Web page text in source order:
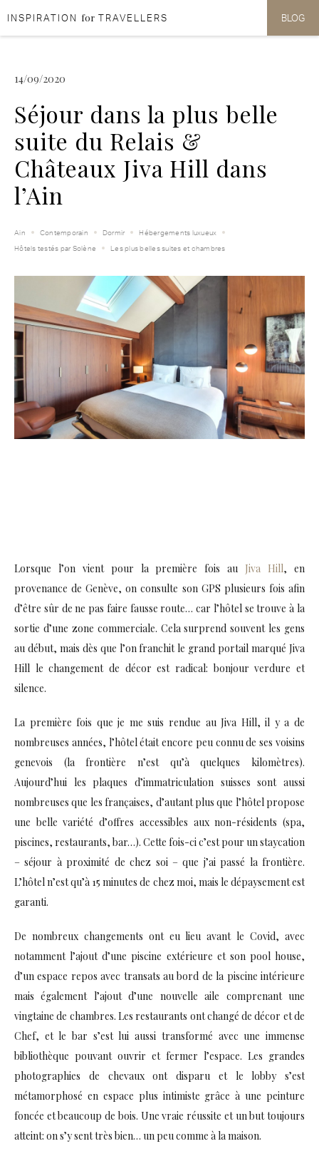
Aller au contenu
Aller au menu
INSPIRATION for TRAVELLERS BLOG
14/09/2020
Séjour dans la plus belle
suite du Relais &
Châteaux Jiva Hill dans
l’Ain
Ain Contemporain Dormir
Hébergements luxueux
Hôtels testés par Solène
Les plus belles suites et chambres
Lorsque l’on vient pour la première fois au Jiva Hill, en
provenance de Genève, on consulte son GPS plusieurs fois afin
d’être sûr de ne pas faire fausse route… car l’hôtel se trouve à la
sortie d’une zone commerciale. Cela surprend souvent les gens
au début, mais dès que l’on franchit le grand portail marqué Jiva
Hill le changement de décor est radical: bonjour verdure et
silence.
La première fois que je me suis rendue au Jiva Hill, il y a de
nombreuses années, l’hôtel était encore peu connu de ses voisins
genevois (la frontière n’est qu’à quelques kilomètres).
Aujourd’hui les plaques d’immatriculation suisses sont aussi
nombreuses que les françaises, d’autant plus que l’hôtel propose
une belle variété d’offres accessibles aux non-résidents (spa,
piscines, restaurants, bar…). Cette fois-ci c’est pour un staycation
– séjour à proximité de chez soi – que j’ai passé la frontière.
L’hôtel n’est qu’à 15 minutes de chez moi, mais le dépaysement est
garanti.
De nombreux changements ont eu lieu avant le Covid, avec
notamment l’ajout d’une piscine extérieure et son pool house,
d’un espace repos avec transats au bord de la piscine intérieure
mais également l’ajout d’une nouvelle aile comprenant une
vingtaine de chambres. Les restaurants ont changé de décor et de
Chef, et le bar s’est lui aussi transformé avec une immense
bibliothèque pouvant ouvrir et fermer l’espace. Les grandes
photographies de chevaux ont disparu et le lobby s’est
métamorphosé en espace plus intimiste grâce à une peinture
foncée et beaucoup de bois. Une vraie réussite et un but toujours
atteint: on s’y sent très bien… un peu comme à la maison.